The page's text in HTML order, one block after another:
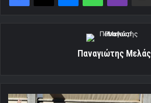
Παναγιώτης Μελάς
Σαν